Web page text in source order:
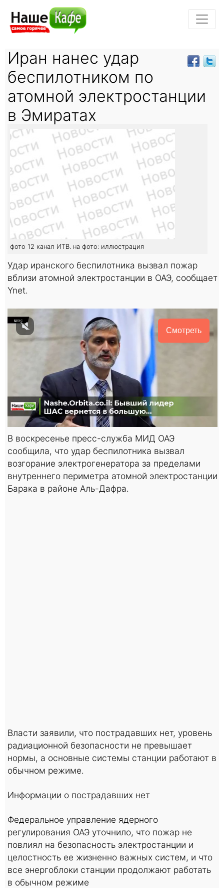
Иран нанес удар
беспилотником по
атомной электростанции
в Эмиратах
фото 12 канал ИТВ. на фото: иллюстрация
Удар иранского беспилотника вызвал пожар
вблизи атомной электростанции в ОАЭ, сообщает
Ynet.
Смотреть
В воскресенье пресс-служба МИД ОАЭ
сообщила, что удар беспилотника вызвал
возгорание электрогенератора за пределами
внутреннего периметра атомной электростанции
Барака в районе Аль-Дафра.
Власти заявили, что пострадавших нет, уровень
радиационной безопасности не превышает
нормы, а основные системы станции работают в
обычном режиме.
Информации о пострадавших нет
Федеральное управление ядерного
регулирования ОАЭ уточнило, что пожар не
повлиял на безопасность электростанции и
целостность ее жизненно важных систем, и что
все энергоблоки станции продолжают работать
в обычном режиме